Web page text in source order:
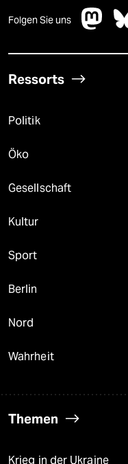
Folgen Sie uns
Ressorts
Politik
Öko
Gesellschaft
Kultur
Sport
Berlin
Nord
Wahrheit
Themen
Krieg in der Ukraine